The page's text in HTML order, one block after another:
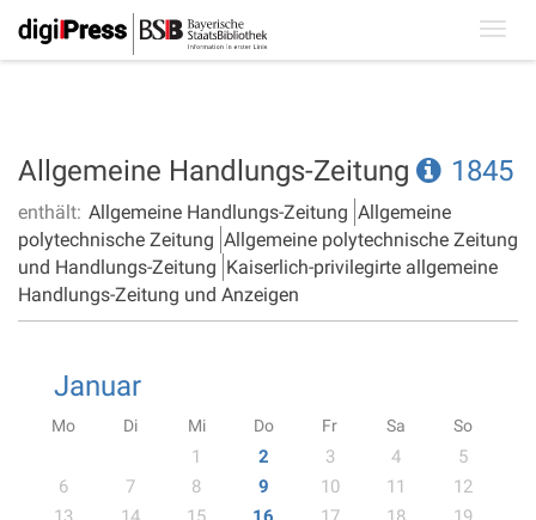
Allgemeine Handlungs-Zeitung 1845
enthält: Allgemeine Handlungs-Zeitung Allgemeine
polytechnische Zeitung Allgemeine polytechnische Zeitung
und Handlungs-Zeitung Kaiserlich-privilegirte allgemeine
Handlungs-Zeitung und Anzeigen
Januar
Mo Di Mi Do Fr Sa So
1 2 3 4
5
6
7 8 9 10 11
12